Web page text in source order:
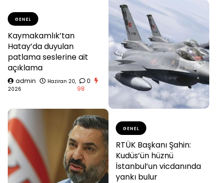
GENEL
Kaymakamlık’tan
Hatay’da duyulan
patlama seslerine ait
açıklama
admin
Haziran 20,
2026
0
98
GENEL
RTÜK Başkanı Şahin:
Kudüs’ün hüznü
İstanbul’un vicdanında
yankı bulur